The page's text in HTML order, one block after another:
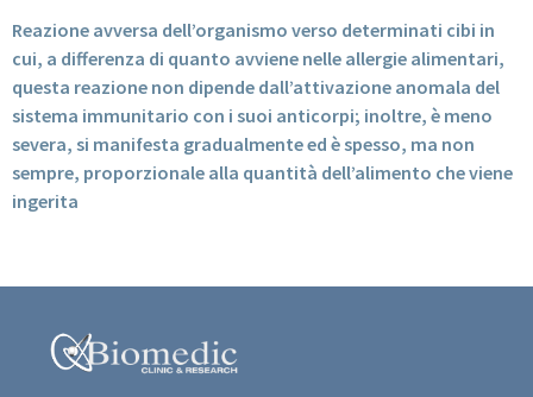
Reazione avversa dell’organismo verso determinati cibi in
cui, a differenza di quanto avviene nelle allergie alimentari,
questa reazione non dipende dall’attivazione anomala del
sistema immunitario con i suoi anticorpi; inoltre, è meno
severa, si manifesta gradualmente ed è spesso, ma non
sempre, proporzionale alla quantità dell’alimento che viene
ingerita